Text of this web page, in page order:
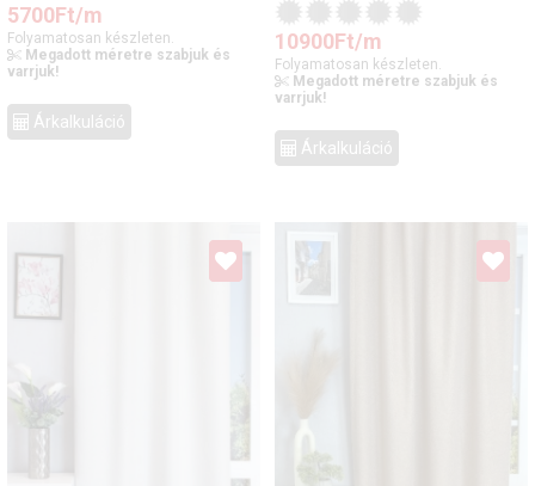
5700Ft/m
Folyamatosan készleten.
Megadott méretre szabjuk és
varrjuk!
Árkalkuláció
10900Ft/m
Folyamatosan készleten.
Megadott méretre szabjuk és
varrjuk!
Árkalkuláció